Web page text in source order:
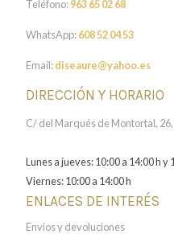
Teléfono:963 65 02 68
WhatsApp:608 52 04 53
Email:diseaure@yahoo.es
DIRECCIÓN Y HORARIO
C/ del Marqués de Montortal,
Lunes a jueves: 10:00 a 14:00 h y
Viernes: 10:00 a 14:00 h
ENLACES DE INTERÉS
Envíos y devoluciones